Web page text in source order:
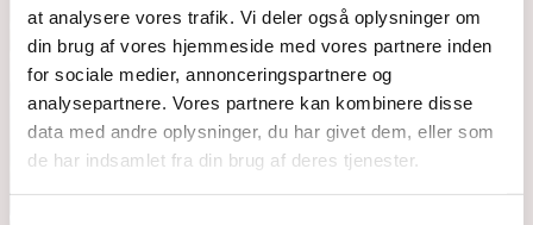
at analysere vores trafik. Vi deler også oplysninger om
din brug af vores hjemmeside med vores partnere inden
for sociale medier, annonceringspartnere og
analysepartnere. Vores partnere kan kombinere disse
data med andre oplysninger, du har givet dem, eller som
de har indsamlet fra din brug af deres tjenester.